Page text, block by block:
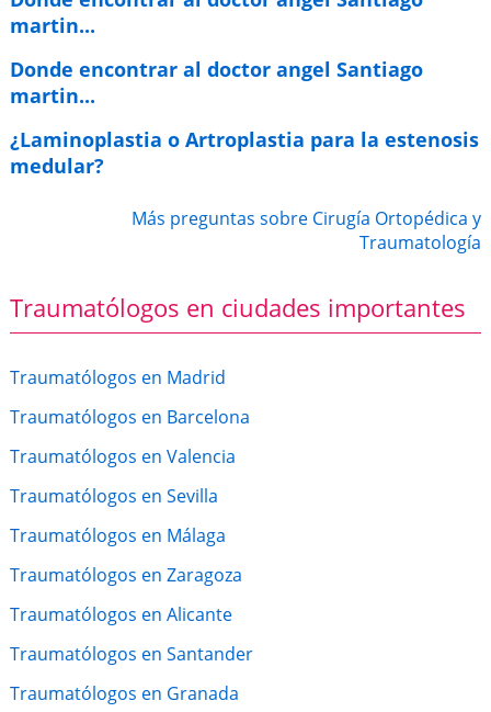
martin...
Donde encontrar al doctor angel Santiago
martin...
¿Laminoplastia o Artroplastia para la estenosis
medular?
Más preguntas sobre Cirugía Ortopédica y
Traumatología
Traumatólogos en ciudades importantes
Traumatólogos en Madrid
Traumatólogos en Barcelona
Traumatólogos en Valencia
Traumatólogos en Sevilla
Traumatólogos en Málaga
Traumatólogos en Zaragoza
Traumatólogos en Alicante
Traumatólogos en Santander
Traumatólogos en Granada